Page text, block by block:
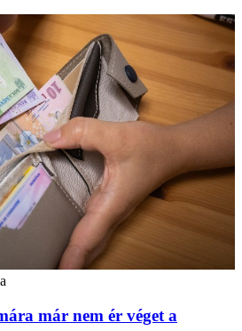
már nem ér véget a